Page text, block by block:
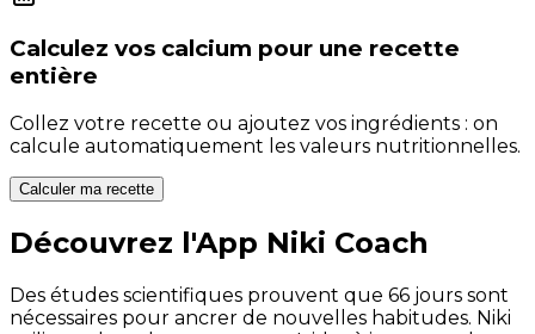
Calculez vos calcium pour une recette
entière
Collez votre recette ou ajoutez vos ingrédients : on
calcule automatiquement les valeurs nutritionnelles.
Calculer ma recette
Découvrez l'App Niki Coach
Des études scientifiques prouvent que 66 jours sont
nécessaires pour ancrer de nouvelles habitudes. Niki